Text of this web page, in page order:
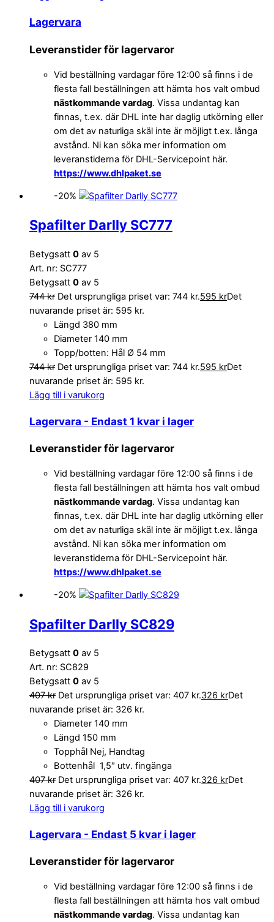
Lagervara
Leveranstider för lagervaror
Vid beställning vardagar före 12:00 så finns i de
flesta fall beställningen att hämta hos valt ombud
nästkommande vardag. Vissa undantag kan
finnas, t.ex. där DHL inte har daglig utkörning eller
om det av naturliga skäl inte är möjligt t.ex. långa
avstånd. Ni kan söka mer information om
leveranstiderna för DHL-Servicepoint här.
https://www.dhlpaket.se
-20%
Spafilter Darlly SC777
Betygsatt 0 av 5
Art. nr: SC777
Betygsatt 0 av 5
744kr Det ursprungliga priset var: 744 kr.595 krDet
nuvarande priset är: 595 kr.
Längd 380 mm
Diameter 140 mm
Topp/botten: Hål Ø 54 mm
744kr Det ursprungliga priset var: 744 kr.595 krDet
nuvarande priset är: 595 kr.
Lägg till i varukorg
Lagervara - Endast 1 kvar i lager
Leveranstider för lagervaror
Vid beställning vardagar före 12:00 så finns i de
flesta fall beställningen att hämta hos valt ombud
nästkommande vardag. Vissa undantag kan
finnas, t.ex. där DHL inte har daglig utkörning eller
om det av naturliga skäl inte är möjligt t.ex. långa
avstånd. Ni kan söka mer information om
leveranstiderna för DHL-Servicepoint här.
https://www.dhlpaket.se
-20%
Spafilter Darlly SC829
Betygsatt 0 av 5
Art. nr: SC829
Betygsatt 0 av 5
407kr Det ursprungliga priset var: 407 kr.326 krDet
nuvarande priset är: 326 kr.
Diameter 140 mm
Längd 150 mm
Topphål Nej, Handtag
Bottenhål 1,5″ utv. fingänga
407kr Det ursprungliga priset var: 407 kr.326 krDet
nuvarande priset är: 326 kr.
Lägg till i varukorg
Lagervara - Endast 5 kvar i lager
Leveranstider för lagervaror
Vid beställning vardagar före 12:00 så finns i de
flesta fall beställningen att hämta hos valt ombud
nästkommande vardag. Vissa undantag kan